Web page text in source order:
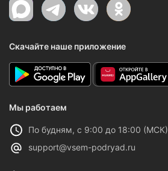
Скачайте наше приложение
Мы работаем
По будням, с 9:00 до 18:00 (МСК)
support@vsem-podryad.ru